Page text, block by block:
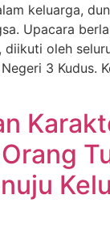
keluarga,
Upacara
oleh
3 Kudus.